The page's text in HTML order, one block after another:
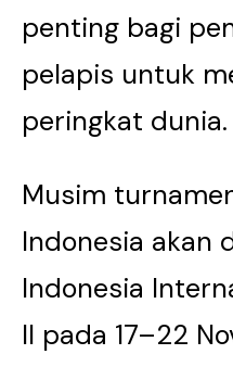
penting bagi
pelapis untuk
peringkat dunia.
Musim
Indonesia akan
Indonesia
II pada 17–22